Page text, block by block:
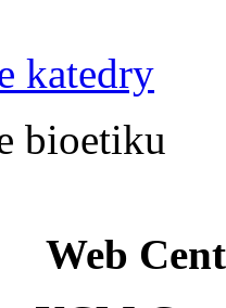
katedry
bioetiku
Web